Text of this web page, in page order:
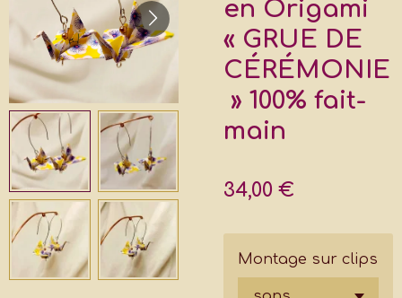
en Origami
« GRUE DE
CÉRÉMONIE
» 100% fait-
main
34,00 €
Montage sur clips